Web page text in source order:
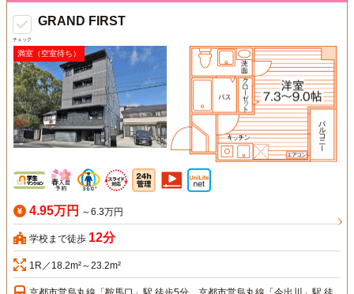
チェック
GRAND FIRST
満室（空室待ち）
4.95万円 ～6.3万円
学校まで徒歩 12分
1R／18.2m²～23.2m²